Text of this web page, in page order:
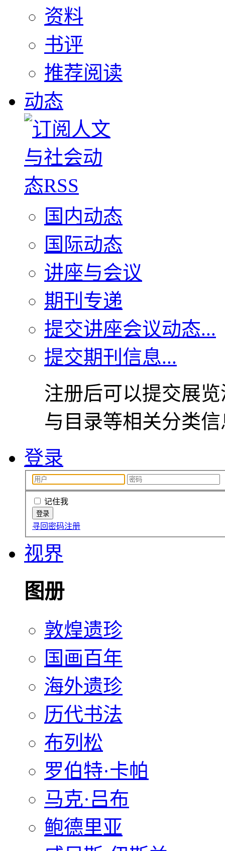
资料
书评
推荐阅读
动态
国内动态
国际动态
讲座与会议
期刊专递
提交讲座会议动态...
提交期刊信息...
注册后可以提交展
与目录等相关分类
登录
记住我
寻回密码注册
视界
图册
敦煌遗珍
国画百年
海外遗珍
历代书法
布列松
罗伯特·卡帕
马克·吕布
鲍德里亚